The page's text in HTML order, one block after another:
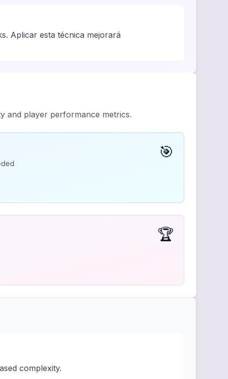
Aplicar esta técnica mejorará
and player performance metrics.
🎯
🏆
complexity.